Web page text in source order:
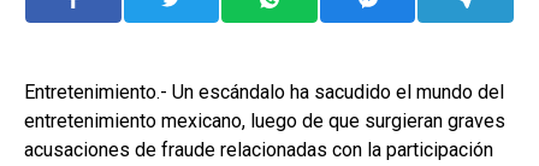
Entretenimiento.- Un escándalo ha sacudido el mundo del
entretenimiento mexicano, luego de que surgieran graves
acusaciones de fraude relacionadas con la participación